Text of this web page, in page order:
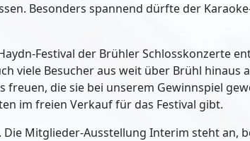
Besonders spannend dürfte der
Festival der Brühler Schlosskonzerte
viele Besucher aus weit über Brühl hinaus
die sie bei unserem Gewinnspiel
im freien Verkauf für das Festival gibt.
Mitglieder-Ausstellung Interim steht an,